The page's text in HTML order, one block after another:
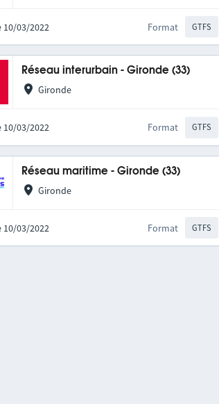
10/03/2022 Format GTFS
Réseau interurbain - Gironde (33)
Gironde
10/03/2022 Format GTFS
Réseau maritime - Gironde (33)
Gironde
10/03/2022 Format GTFS